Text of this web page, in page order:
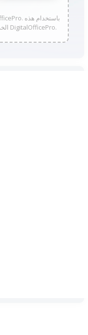
الخدمة، فإنك توافق على شروط استخدام DigitalOfficePro.